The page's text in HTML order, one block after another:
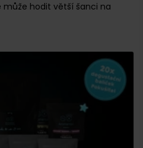
hodit větší šanci na